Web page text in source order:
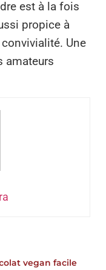
est à la fois
propice à
Une
amateurs
vegan facile